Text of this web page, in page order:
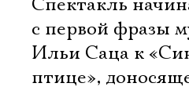
Спектакль
с первой фразы
Ильи Саца к
птице»,